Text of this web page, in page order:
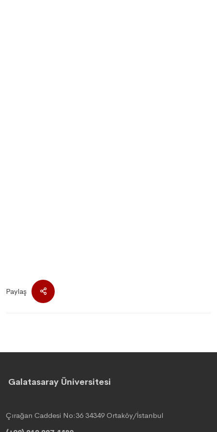
Paylaş
Galatasaray Üniversitesi
Çırağan Caddesi No:36 34349 Ortaköy/İstanbul